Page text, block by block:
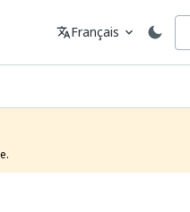
Langue
translateFrançais expand_more